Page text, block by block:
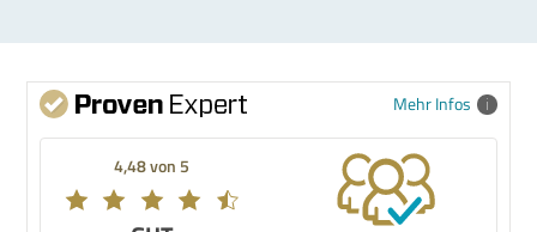
Mehr Infos
4,48 von 5